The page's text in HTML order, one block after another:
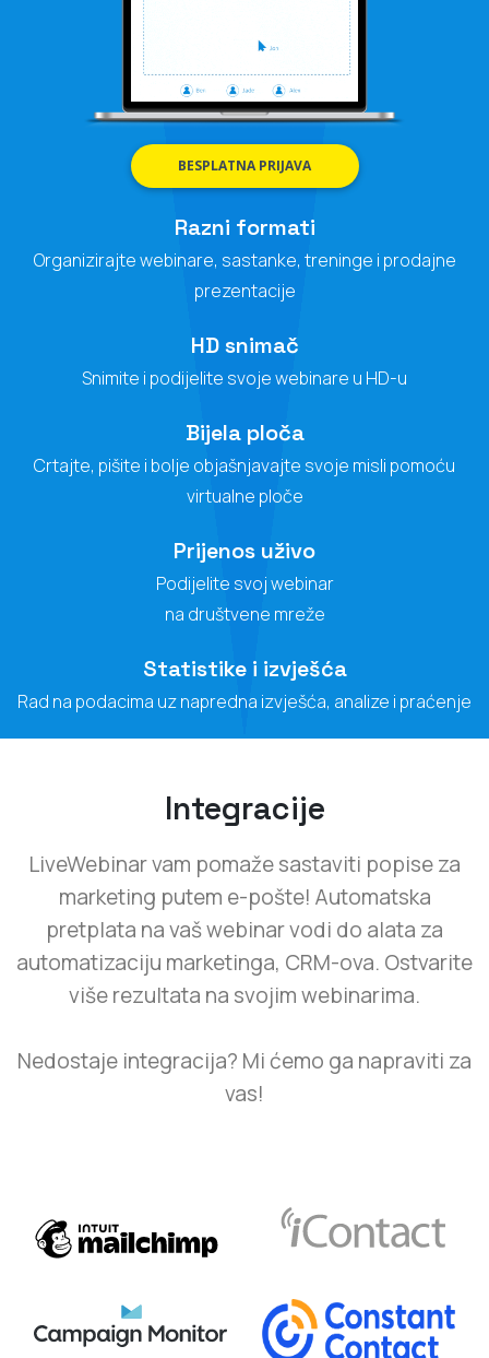
BESPLATNA PRIJAVA
Razni formati
Organizirajte webinare, sastanke, treninge i prodajne
prezentacije
HD snimač
Snimite i podijelite svoje webinare u HD-u
Bijela ploča
Crtajte, pišite i bolje objašnjavajte svoje misli pomoću
virtualne ploče
Prijenos uživo
Podijelite svoj webinar
na društvene mreže
Statistike i izvješća
Rad na podacima uz napredna izvješća, analize i praćenje
Integracije
LiveWebinar vam pomaže sastaviti popise za
marketing putem e-pošte! Automatska
pretplata na vaš webinar vodi do alata za
automatizaciju marketinga, CRM-ova. Ostvarite
više rezultata na svojim webinarima.
Nedostaje integracija? Mi ćemo ga napraviti za
vas!